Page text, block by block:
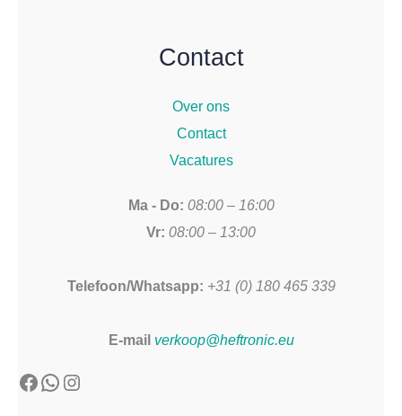
Contact
Over ons
Contact
Vacatures
Ma - Do: 08:00 – 16:00
Vr: 08:00 – 13:00
Telefoon/Whatsapp: +31 (0) 180 465 339
E-mail verkoop@heftronic.eu
Facebook
WhatsApp
Instagram